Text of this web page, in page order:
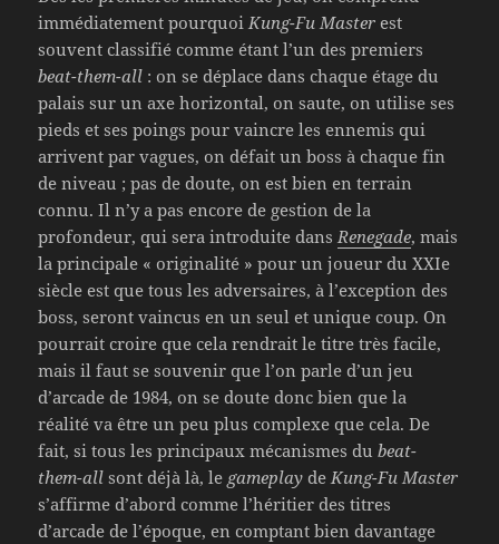
immédiatement pourquoi Kung-Fu Master est
souvent classifié comme étant l’un des premiers
beat-them-all : on se déplace dans chaque étage du
palais sur un axe horizontal, on saute, on utilise ses
pieds et ses poings pour vaincre les ennemis qui
arrivent par vagues, on défait un boss à chaque fin
de niveau ; pas de doute, on est bien en terrain
connu. Il n’y a pas encore de gestion de la
profondeur, qui sera introduite dans Renegade, mais
la principale « originalité » pour un joueur du XXIe
siècle est que tous les adversaires, à l’exception des
boss, seront vaincus en un seul et unique coup. On
pourrait croire que cela rendrait le titre très facile,
mais il faut se souvenir que l’on parle d’un jeu
d’arcade de 1984, on se doute donc bien que la
réalité va être un peu plus complexe que cela. De
fait, si tous les principaux mécanismes dubeat-
them-all sont déjà là, le gameplay de Kung-Fu Master
s’affirme d’abord comme l’héritier des titres
d’arcade de l’époque, en comptant bien davantage